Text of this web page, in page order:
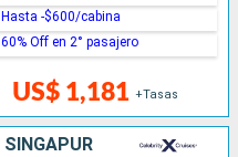
US$ 1,181 +Tasas
Hasta -$600/cabina
60% Off en 2° pasajero